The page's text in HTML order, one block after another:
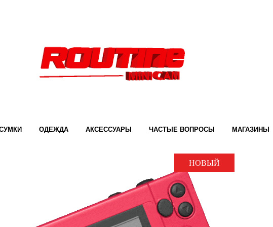
ОДЕЖДА АКСЕССУАРЫ ЧАСТЫЕ ВОПРОСЫ МАГАЗИНЫ
НОВЫЙ